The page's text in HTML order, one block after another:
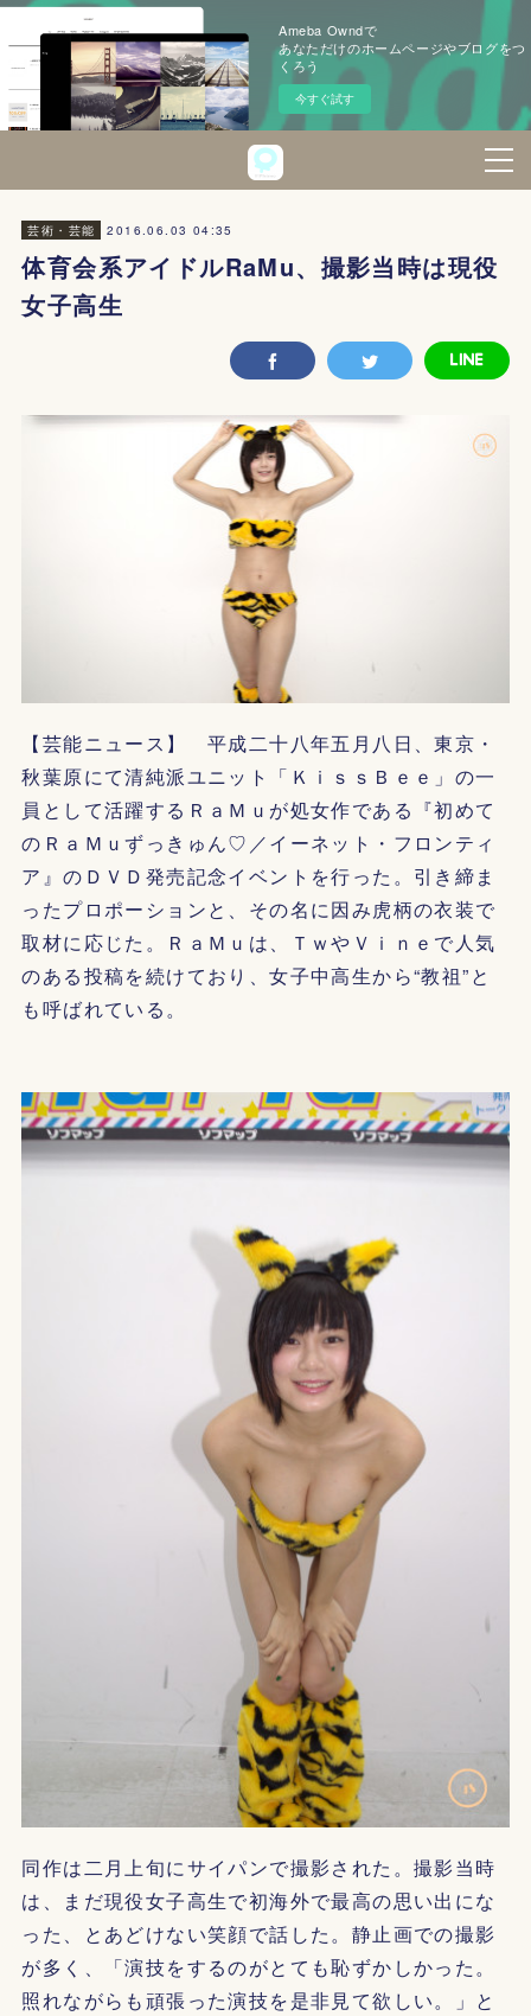
Ameba Owndで
あなただけのホームページやブログをつ
くろう
今すぐ試す
芸術・芸能 2016.06.03 04:35
体育会系アイドルRaMu、撮影当時は現役
女子高生
【芸能ニュース】 平成二十八年五月八日、東京・
秋葉原にて清純派ユニット「ＫｉｓｓＢｅｅ」の一
員として活躍するＲａＭｕが処女作である『初めて
のＲａＭｕずっきゅん♡／イーネット・フロンティ
ア』のＤＶＤ発売記念イベントを行った。引き締ま
ったプロポーションと、その名に因み虎柄の衣装で
取材に応じた。ＲａＭｕは、ＴｗやＶｉｎｅで人気
のある投稿を続けており、女子中高生から“教祖”と
も呼ばれている。
同作は二月上旬にサイパンで撮影された。撮影当時
は、まだ現役女子高生で初海外で最高の思い出にな
った、とあどけない笑顔で話した。静止画での撮影
が多く、「演技をするのがとても恥ずかしかった。
照れながらも頑張った演技を是非見て欲しい。」と